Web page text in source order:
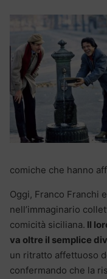
comiche che hanno
Oggi, Franco Franchi
nell’immaginario
comicità siciliana. Il
va oltre il semplice
un ritratto affettuoso
confermando che la